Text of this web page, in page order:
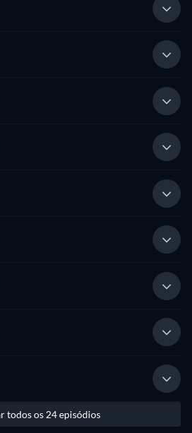
todos os 24 episódios